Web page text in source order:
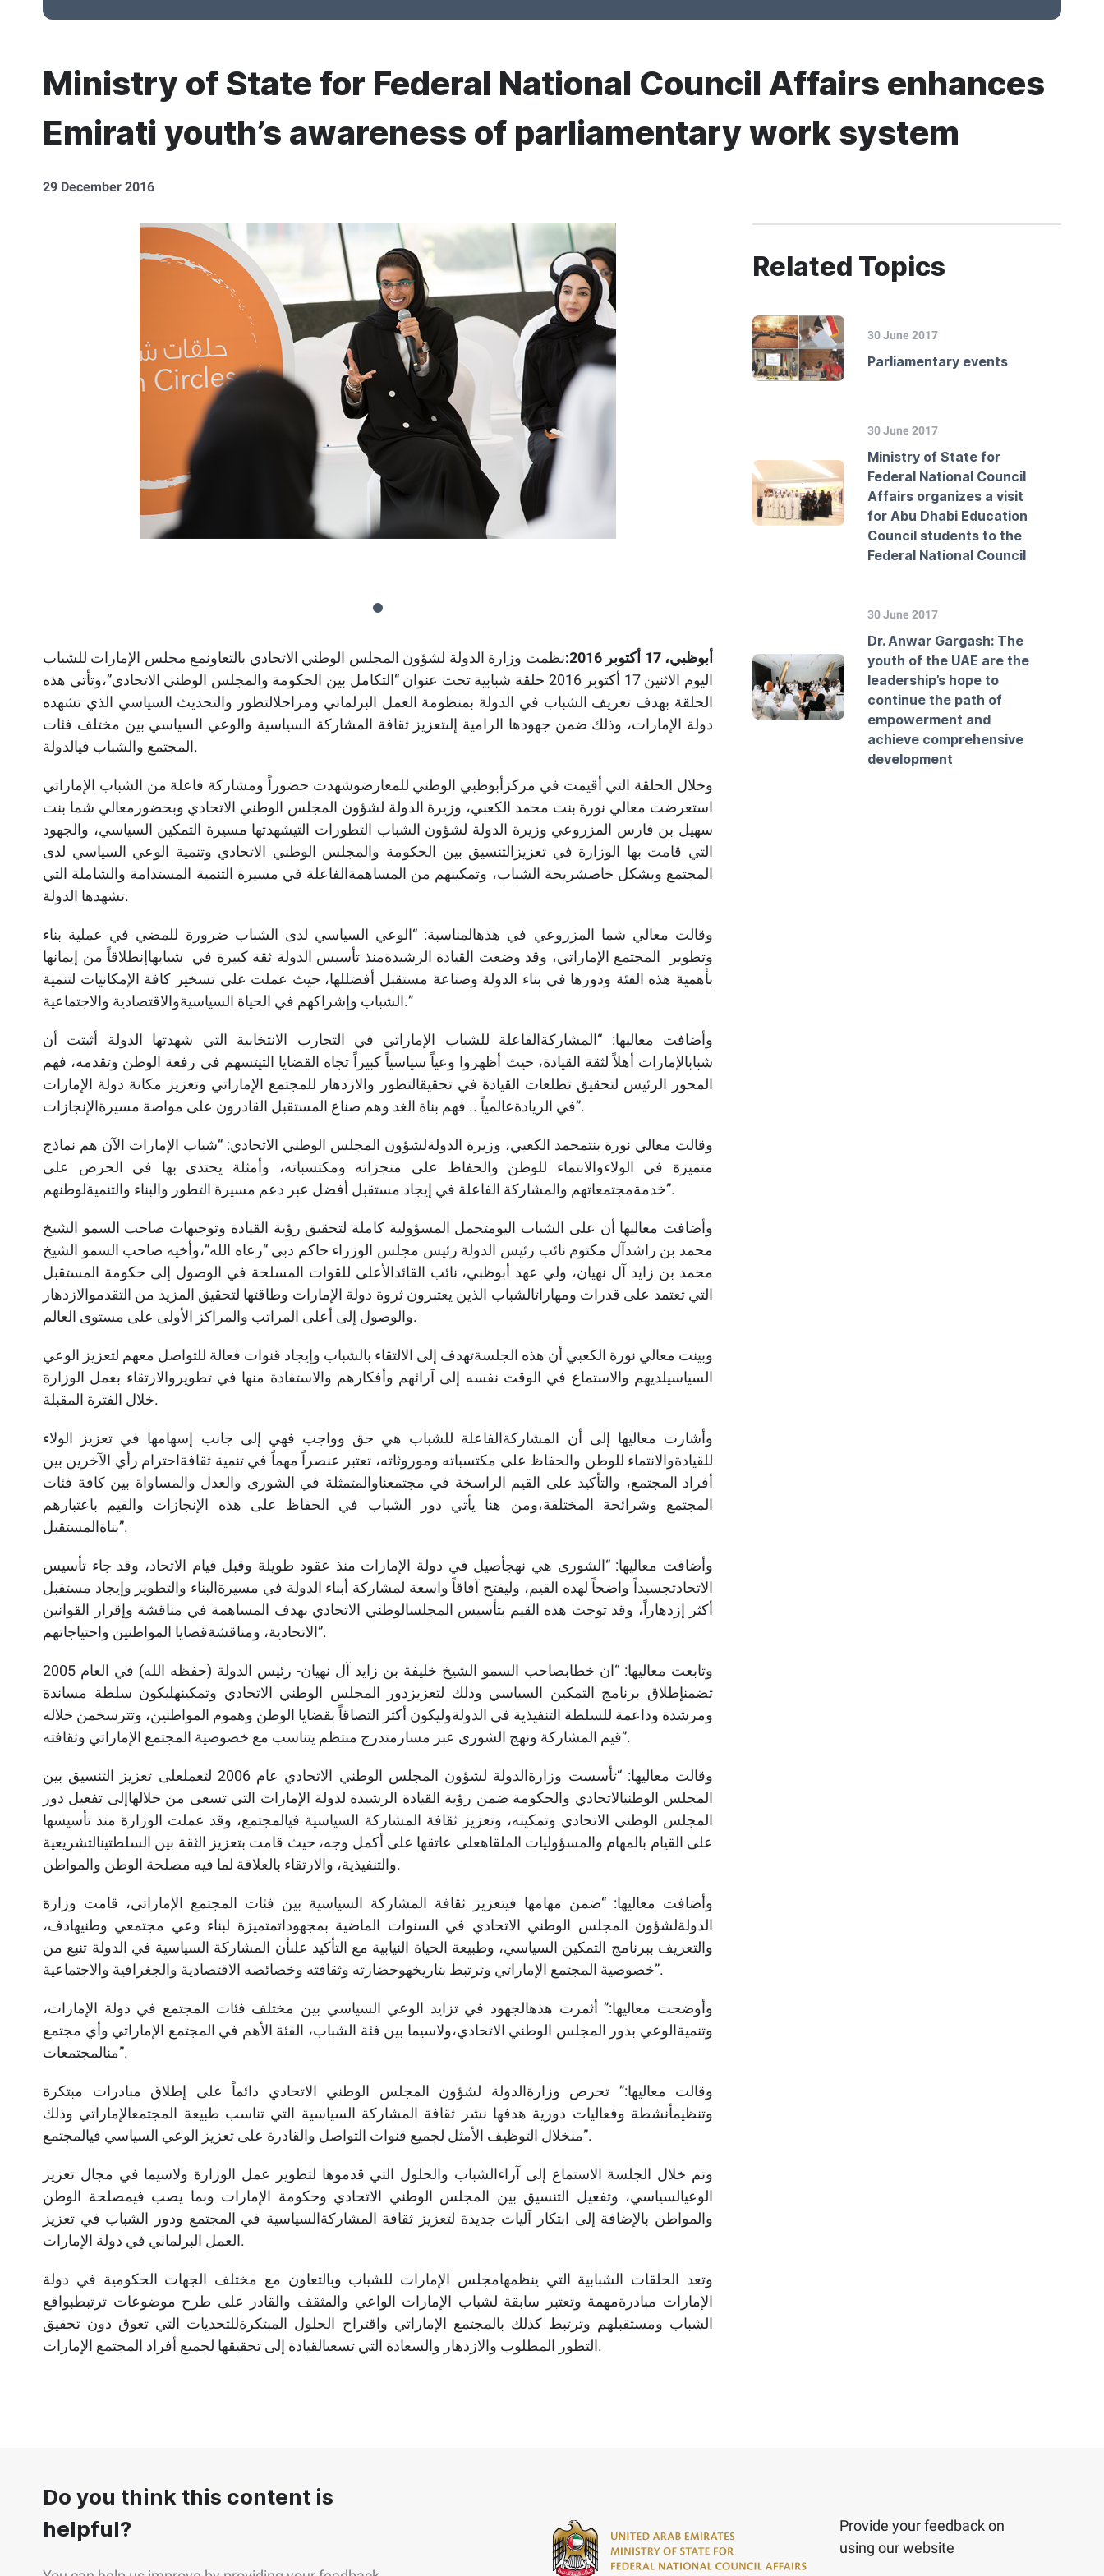
Ministry of State for Federal National Council Affairs enhances
Emirati youth’s awareness of parliamentary work system
29 December 2016
أبوظبي، 17 أكتوبر 2016:
نظمت وزارة الدولة لشؤون المجلس الوطني الاتحادي بالتعاونمع مجلس الإمارات للشباب
اليوم الاثنين 17 أكتوبر 2016 حلقة شبابية تحت عنوان “التكامل بين الحكومة والمجلس الوطني الاتحادي”،وتأتي هذه
الحلقة بهدف تعريف الشباب في الدولة بمنظومة العمل البرلماني ومراحلالتطور والتحديث السياسي الذي تشهده
دولة الإمارات، وذلك ضمن جهودها الرامية إلىتعزيز ثقافة المشاركة السياسية والوعي السياسي بين مختلف فئات
المجتمع والشباب فيالدولة.
وخلال الحلقة التي أقيمت في مركزأبوظبي الوطني للمعارضوشهدت حضوراً ومشاركة فاعلة من الشباب الإماراتي
استعرضت معالي نورة بنت محمد الكعبي، وزيرة الدولة لشؤون المجلس الوطني الاتحادي وبحضورمعالي شما بنت
سهيل بن فارس المزروعي وزيرة الدولة لشؤون الشباب التطورات التيشهدتها مسيرة التمكين السياسي، والجهود
التي قامت بها الوزارة في تعزيزالتنسيق بين الحكومة والمجلس الوطني الاتحادي وتنمية الوعي السياسي لدى
المجتمع وبشكل خاصشريحة الشباب، وتمكينهم من المساهمةالفاعلة في مسيرة التنمية المستدامة والشاملة التي
تشهدها الدولة.
وقالت معالي شما المزروعي في هذهالمناسبة: “الوعي السياسي لدى الشباب ضرورة للمضي في عملية بناء
وتطوير المجتمع الإماراتي، وقد وضعت القيادة الرشيدةمنذ تأسيس الدولة ثقة كبيرة في شبابهاإنطلاقاً من إيمانها
بأهمية هذه الفئة ودورها في بناء الدولة وصناعة مستقبل أفضللها، حيث عملت على تسخير كافة الإمكانيات لتنمية
الشباب وإشراكهم في الحياة السياسيةوالاقتصادية والاجتماعية.”
وأضافت معاليها: “المشاركةالفاعلة للشباب الإماراتي في التجارب الانتخابية التي شهدتها الدولة أثبتت أن
شبابالإمارات أهلاً لثقة القيادة، حيث أظهروا وعياً سياسياً كبيراً تجاه القضايا التيتسهم في رفعة الوطن وتقدمه، فهم
المحور الرئيس لتحقيق تطلعات القيادة في تحقيقالتطور والازدهار للمجتمع الإماراتي وتعزيز مكانة دولة الإمارات
في الريادةعالمياً .. فهم بناة الغد وهم صناع المستقبل القادرون على مواصة مسيرةالإنجازات”.
وقالت معالي نورة بنتمحمد الكعبي، وزيرة الدولةلشؤون المجلس الوطني الاتحادي: “شباب الإمارات الآن هم نماذج
متميزة في الولاءوالانتماء للوطن والحفاظ على منجزاته ومكتسباته، وأمثلة يحتذى بها في الحرص على
خدمةمجتمعاتهم والمشاركة الفاعلة في إيجاد مستقبل أفضل عبر دعم مسيرة التطور والبناء والتنميةلوطنهم”.
وأضافت معاليها أن على الشباب اليومتحمل المسؤولية كاملة لتحقيق رؤية القيادة وتوجيهات صاحب السمو الشيخ
محمد بن راشدآل مكتوم نائب رئيس الدولة رئيس مجلس الوزراء حاكم دبي “رعاه الله”،وأخيه صاحب السمو الشيخ
محمد بن زايد آل نهيان، ولي عهد أبوظبي، نائب القائدالأعلى للقوات المسلحة في الوصول إلى حكومة المستقبل
التي تعتمد على قدرات ومهاراتالشباب الذين يعتبرون ثروة دولة الإمارات وطاقتها لتحقيق المزيد من التقدموالازدهار
والوصول إلى أعلى المراتب والمراكز الأولى على مستوى العالم.
وبينت معالي نورة الكعبي أن هذه الجلسةتهدف إلى الالتقاء بالشباب وإيجاد قنوات فعالة للتواصل معهم لتعزيز الوعي
السياسيلديهم والاستماع في الوقت نفسه إلى آرائهم وأفكارهم والاستفادة منها في تطويروالارتقاء بعمل الوزارة
خلال الفترة المقبلة.
وأشارت معاليها إلى أن المشاركةالفاعلة للشباب هي حق وواجب فهي إلى جانب إسهامها في تعزيز الولاء
للقيادةوالانتماء للوطن والحفاظ على مكتسباته وموروثاته، تعتبر عنصراً مهماً في تنمية ثقافةاحترام رأي الآخرين بين
أفراد المجتمع، والتأكيد على القيم الراسخة في مجتمعناوالمتمثلة في الشورى والعدل والمساواة بين كافة فئات
المجتمع وشرائحة المختلفة،ومن هنا يأتي دور الشباب في الحفاظ على هذه الإنجازات والقيم باعتبارهم
بناةالمستقبل”.
وأضافت معاليها: “الشورى هي نهجأصيل في دولة الإمارات منذ عقود طويلة وقبل قيام الاتحاد، وقد جاء تأسيس
الاتحادتجسيداً واضحاً لهذه القيم، وليفتح آفاقاً واسعة لمشاركة أبناء الدولة في مسيرةالبناء والتطوير وإيجاد مستقبل
أكثر إزدهاراً، وقد توجت هذه القيم بتأسيس المجلسالوطني الاتحادي بهدف المساهمة في مناقشة وإقرار القوانين
الاتحادية، ومناقشةقضايا المواطنين واحتياجاتهم”.
وتابعت معاليها: “ان خطابصاحب السمو الشيخ خليفة بن زايد آل نهيان- رئيس الدولة (حفظه الله) في العام 2005
تضمنإطلاق برنامج التمكين السياسي وذلك لتعزيزدور المجلس الوطني الاتحادي وتمكينهليكون سلطة مساندة
ومرشدة وداعمة للسلطة التنفيذية في الدولةوليكون أكثر التصاقاً بقضايا الوطن وهموم المواطنين، وتترسخمن خلاله
قيم المشاركة ونهج الشورى عبر مسارمتدرج منتظم يتناسب مع خصوصية المجتمع الإماراتي وثقافته”.
وقالت معاليها: “تأسست وزارةالدولة لشؤون المجلس الوطني الاتحادي عام 2006 لتعملعلى تعزيز التنسيق بين
المجلس الوطنيالاتحادي والحكومة ضمن رؤية القيادة الرشيدة لدولة الإمارات التي تسعى من خلالهاإلى تفعيل دور
المجلس الوطني الاتحادي وتمكينه، وتعزيز ثقافة المشاركة السياسية فيالمجتمع، وقد عملت الوزارة منذ تأسيسها
على القيام بالمهام والمسؤوليات الملقاهعلى عاتقها على أكمل وجه، حيث قامت بتعزيز الثقة بين السلطتينالتشريعية
والتنفيذية، والارتقاء بالعلاقة لما فيه مصلحة الوطن والمواطن.
وأضافت معاليها: “ضمن مهامها فيتعزيز ثقافة المشاركة السياسية بين فئات المجتمع الإماراتي، قامت وزارة
الدولةلشؤون المجلس الوطني الاتحادي في السنوات الماضية بمجهوداتمتميزة لبناء وعي مجتمعي وطنيهادف،
والتعريف ببرنامج التمكين السياسي، وطبيعة الحياة النيابية مع التأكيد علىأن المشاركة السياسية في الدولة تنبع من
خصوصية المجتمع الإماراتي وترتبط بتاريخهوحضارته وثقافته وخصائصه الاقتصادية والجغرافية والاجتماعية”.
وأوضحت معاليها:” أثمرت هذهالجهود في تزايد الوعي السياسي بين مختلف فئات المجتمع في دولة الإمارات،
وتنميةالوعي بدور المجلس الوطني الاتحادي،ولاسيما بين فئة الشباب، الفئة الأهم في المجتمع الإماراتي وأي مجتمع
منالمجتمعات”.
وقالت معاليها:” تحرص وزارةالدولة لشؤون المجلس الوطني الاتحادي دائماً على إطلاق مبادرات مبتكرة
وتنظيمأنشطة وفعاليات دورية هدفها نشر ثقافة المشاركة السياسية التي تناسب طبيعة المجتمعالإماراتي وذلك
منخلال التوظيف الأمثل لجميع قنوات التواصل والقادرة على تعزيز الوعي السياسي فيالمجتمع”.
وتم خلال الجلسة الاستماع إلى آراءالشباب والحلول التي قدموها لتطوير عمل الوزارة ولاسيما في مجال تعزيز
الوعيالسياسي، وتفعيل التنسيق بين المجلس الوطني الاتحادي وحكومة الإمارات وبما يصب فيمصلحة الوطن
والمواطن بالإضافة إلى ابتكار آليات جديدة لتعزيز ثقافة المشاركةالسياسية في المجتمع ودور الشباب في تعزيز
العمل البرلماني في دولة الإمارات.
وتعد الحلقات الشبابية التي ينظمهامجلس الإمارات للشباب وبالتعاون مع مختلف الجهات الحكومية في دولة
الإمارات مبادرةمهمة وتعتبر سابقة لشباب الإمارات الواعي والمثقف والقادر على طرح موضوعات ترتبطبواقع
الشباب ومستقبلهم وترتبط كذلك بالمجتمع الإماراتي واقتراح الحلول المبتكرةللتحديات التي تعوق دون تحقيق
التطور المطلوب والازدهار والسعادة التي تسعىالقيادة إلى تحقيقها لجميع أفراد المجتمع الإمارات.​
Related Topics
30 June 2017
Parliamentary events
30 June 2017
Ministry of State for
Federal National Council
Affairs organizes a visit
for Abu Dhabi Education
Council students to the
Federal National Council
30 June 2017
Dr. Anwar Gargash: The
youth of the UAE are the
leadership’s hope to
continue the path of
empowerment and
achieve comprehensive
development
Do you think this content is
helpful?
Provide your feedback on
using our website